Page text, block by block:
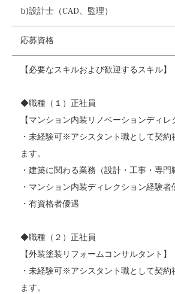
b)設計士（CAD、監理）
応募資格
【必要なスキルおよび歓迎するスキル】
◆職種（１）正社員
【マンション内装リノベーションディレ
・未経験可※アシスタント職として契約
ます。
・建築に関わる業務（設計・工事・専
・マンション内装ディレクション経験者
・有資格者優遇
◆職種（２）正社員
【外装塗装リフォームコンサルタント】
・未経験可※アシスタント職として契約
ます。